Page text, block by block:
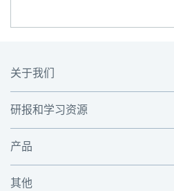
关于我们
研报和学习资源
产品
其他